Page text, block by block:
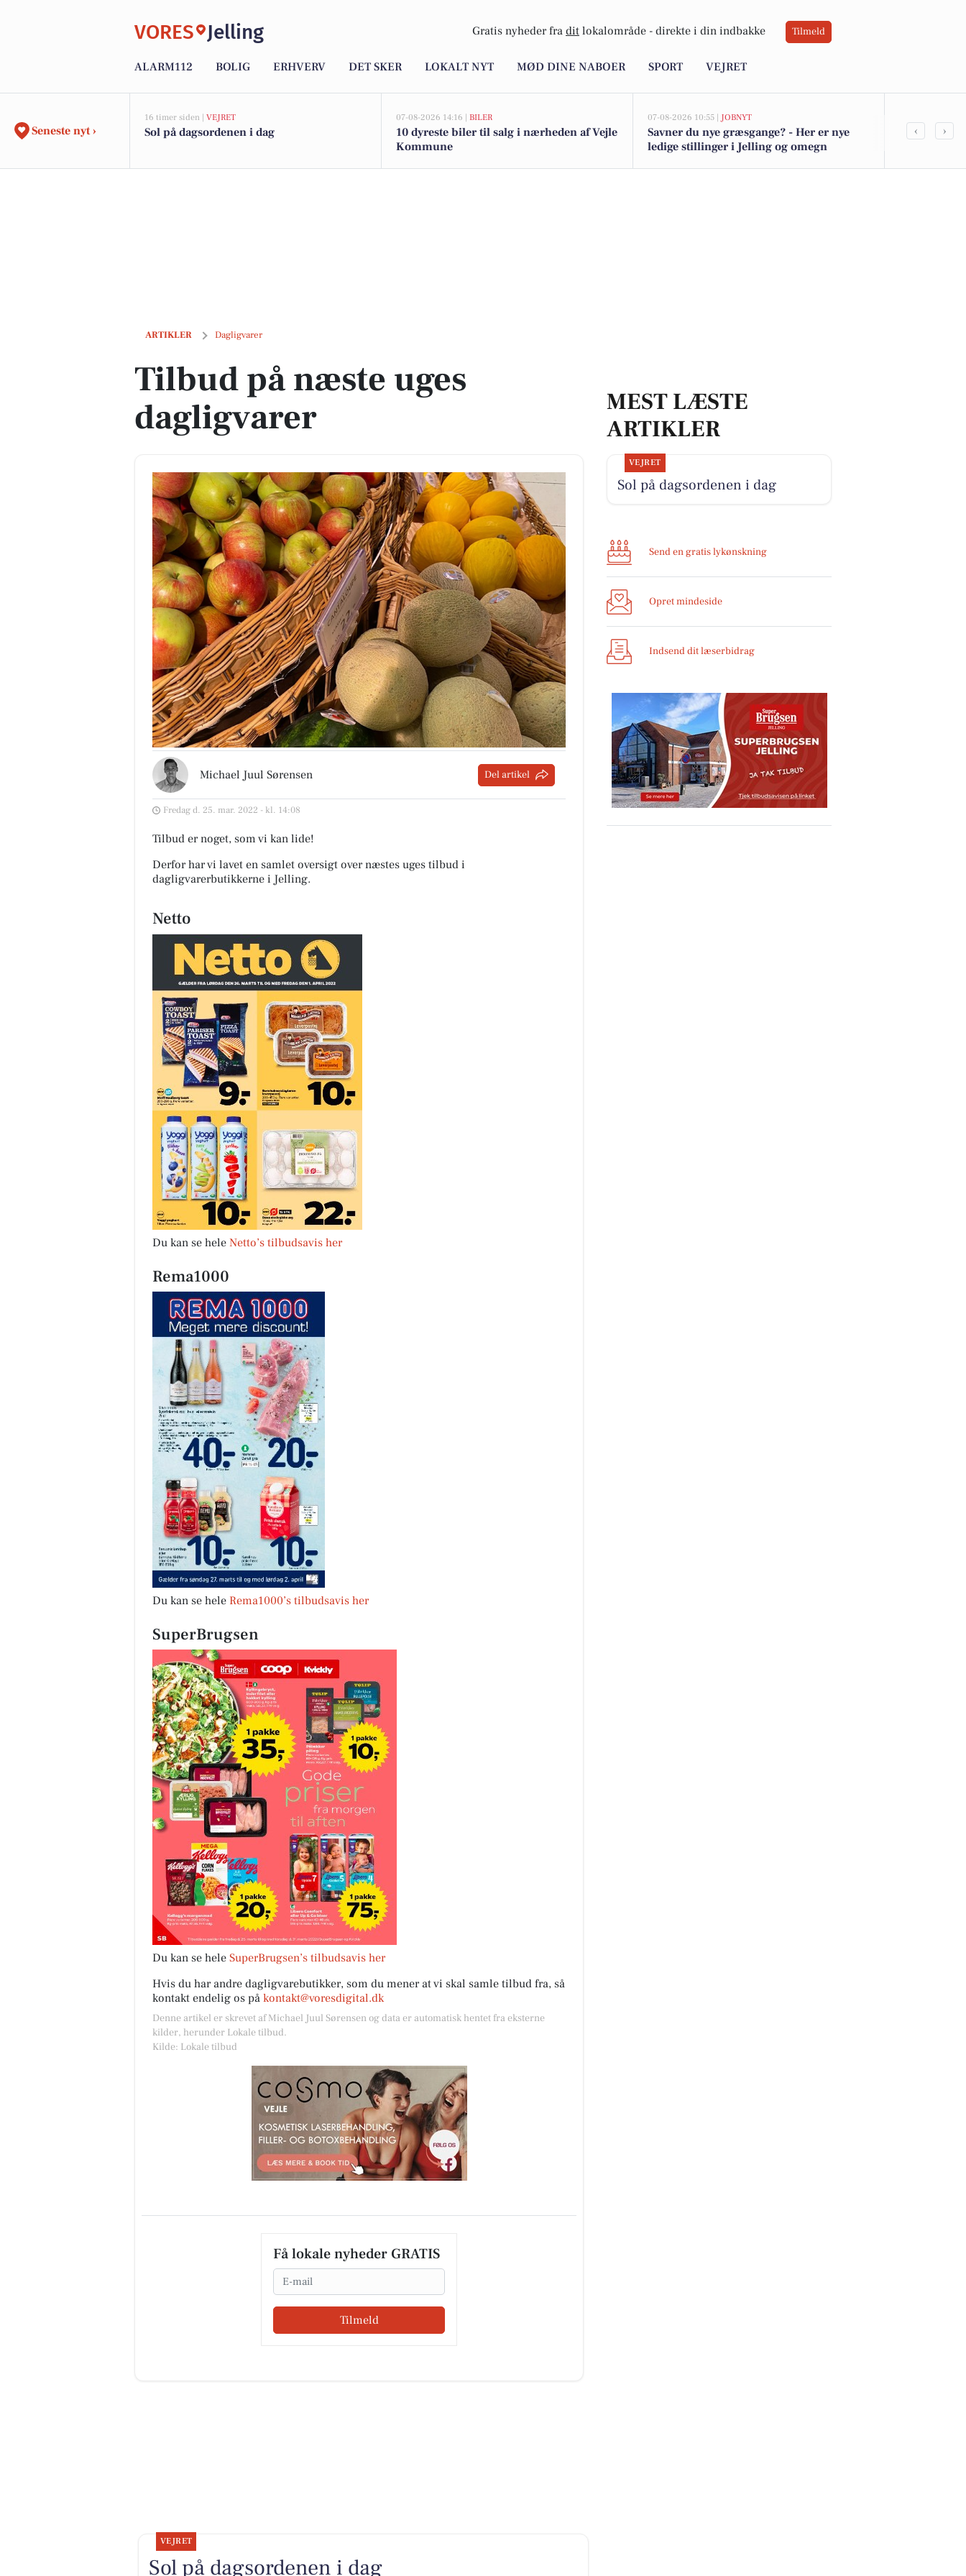
VORES Jelling Gratis nyheder fra dit lokalområde - direkte i din indbakke Tilmeld
ALARM112 BOLIG ERHVERV DET SKER LOKALT NYT MØD DINE NABOER SPORT VEJRET
Seneste nyt ›
16 timer siden | VEJRET
Sol på dagsordenen i dag
07-08-2026 14:16 | BILER
10 dyreste biler til salg i nærheden af Vejle
Kommune
07-08-2026 10:55 | JOBNYT
Savner du nye græsgange? - Her er nye
ledige stillinger i Jelling og omegn
Grøn
‹ ›
ARTIKLER Dagligvarer
Tilbud på næste uges dagligvarer
Tilbud på næste uges
dagligvarer
Michael Juul Sørensen Del artikel
Fredag d. 25. mar. 2022 - kl. 14:08
Tilbud er noget, som vi kan lide!
Derfor har vi lavet en samlet oversigt over næstes uges tilbud i
dagligvarerbutikkerne i Jelling.
Netto
Du kan se hele Netto’s tilbudsavis her
Rema1000
Du kan se hele Rema1000’s tilbudsavis her
SuperBrugsen
Du kan se hele SuperBrugsen’s tilbudsavis her
Hvis du har andre dagligvarebutikker, som du mener at vi skal samle tilbud fra, så
kontakt endelig os på kontakt@voresdigital.dk
Denne artikel er skrevet af Michael Juul Sørensen og data er automatisk hentet fra eksterne
kilder, herunder Lokale tilbud.
Kilde: Lokale tilbud
Få lokale nyheder GRATIS
Email
Tilmeld
MEST LÆSTE
ARTIKLER
VEJRET
Sol på dagsordenen i dag
Send en gratis lykønskning
Opret mindeside
Indsend dit læserbidrag
VEJRET
Sol på dagsordenen i dag